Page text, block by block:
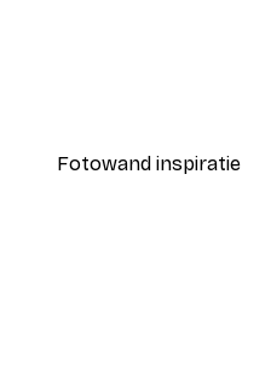
Fotowand inspiratie